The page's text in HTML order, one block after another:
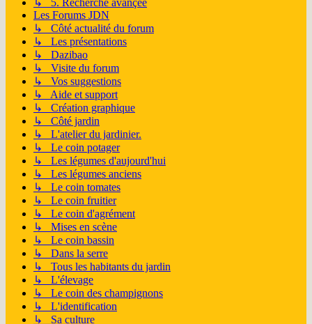
Les Forums JDN
↳ Côté actualité du forum
↳ Les présentations
↳ Dazibao
↳ Visite du forum
↳ Vos suggestions
↳ Aide et support
↳ Création graphique
↳ Côté jardin
↳ L'atelier du jardinier.
↳ Le coin potager
↳ Les légumes d'aujourd'hui
↳ Les légumes anciens
↳ Le coin tomates
↳ Le coin fruitier
↳ Le coin d'agrément
↳ Mises en scène
↳ Le coin bassin
↳ Dans la serre
↳ Tous les habitants du jardin
↳ L'élevage
↳ Le coin des champignons
↳ L'identification
↳ Sa culture